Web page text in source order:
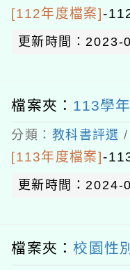
[112年度檔案]-
更新時間：
檔案夾： 113學
分類： 教科書評選 /
[113年度檔案]-
更新時間：
檔案夾：校園性